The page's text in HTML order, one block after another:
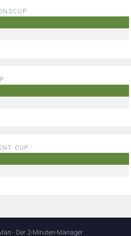
CUP
- Der 2-Minuten-Manager